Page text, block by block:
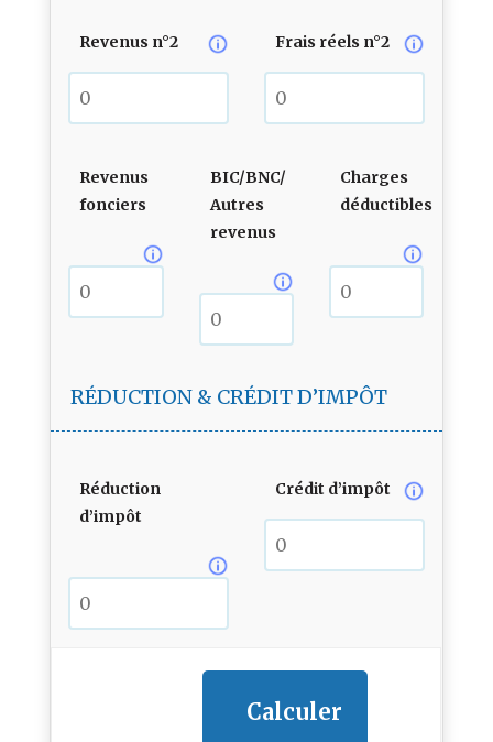
Revenus n°2 Frais réels n°2
Revenus
fonciers
BIC/BNC/
Autres
revenus
Charges
déductibles
RÉDUCTION & CRÉDIT D’IMPÔT
Réduction
d’impôt
Crédit d’impôt
Calculer